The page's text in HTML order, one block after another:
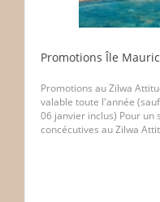
Promotions Île
Promotions au Zilwa
valable toute l'année
06 janvier inclus) Pour un
concécutives au Zilwa